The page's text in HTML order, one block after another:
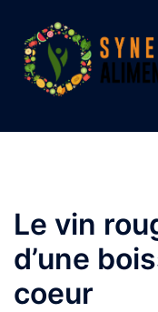
contenu
Le vin
d’une
coeur